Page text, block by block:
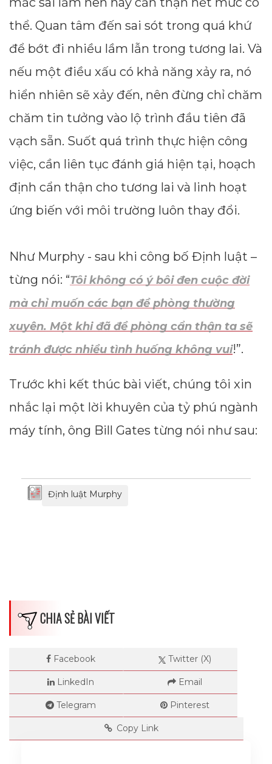
thể. Quan tâm đến sai sót trong quá khứ
để bớt đi nhiều lầm lẫn trong tương lai. Và
nếu một điều xấu có khả năng xảy ra, nó
hiển nhiên sẽ xảy đến, nên đừng chỉ chăm
chăm tin tưởng vào lộ trình đầu tiên đã
vạch sẵn. Suốt quá trình thực hiện công
việc, cần liên tục đánh giá hiện tại, hoạch
định cẩn thận cho tương lai và linh hoạt
ứng biến với môi trường luôn thay đổi.
Như Murphy - sau khi công bố Định luật –
từng nói: “Tôi không có ý bôi đen cuộc đời
mà chỉ muốn các bạn đề phòng thường
xuyên. Một khi đã đề phòng cẩn thận ta sẽ
tránh được nhiều tình huống không vui!”.
Trước khi kết thúc bài viết, chúng tôi xin
nhắc lại một lời khuyên của tỷ phú ngành
máy tính, ông Bill Gates từng nói như sau:
Định luật Murphy
CHIA SẺ BÀI VIẾT
Facebook Twitter (X)
LinkedIn Email
Telegram Pinterest
Copy Link